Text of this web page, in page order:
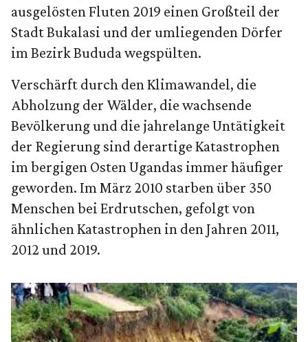
ausgelösten Fluten 2019 einen Großteil der
Stadt Bukalasi und der umliegenden Dörfer
im Bezirk Bududa wegspülten.
Verschärft durch den Klimawandel, die
Abholzung der Wälder, die wachsende
Bevölkerung und die jahrelange Untätigkeit
der Regierung sind derartige Katastrophen
im bergigen Osten Ugandas immer häufiger
geworden. Im März 2010 starben über 350
Menschen bei Erdrutschen, gefolgt von
ähnlichen Katastrophen in den Jahren 2011,
2012 und 2019.